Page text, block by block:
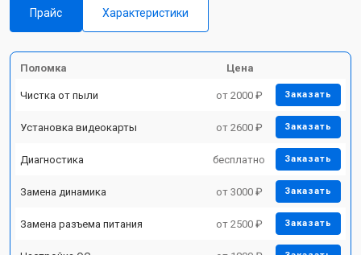
Прайс Характеристики
Поломка Цена
Чистка от пыли от 2000 ₽ Заказать
Установка видеокарты от 2600 ₽ Заказать
Диагностика бесплатно Заказать
Замена динамика от 3000 ₽ Заказать
Замена разъема питания от 2500 ₽ Заказать